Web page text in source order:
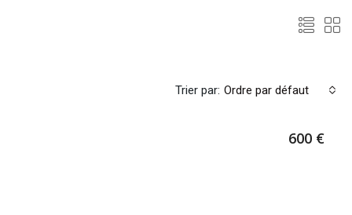
Trier par: Ordre par défaut
600 €